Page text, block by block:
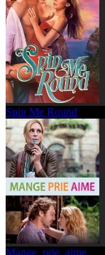
Spin Me Round